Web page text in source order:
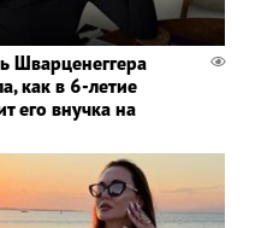
Шварценеггера
как в 6-летие
его внучка на